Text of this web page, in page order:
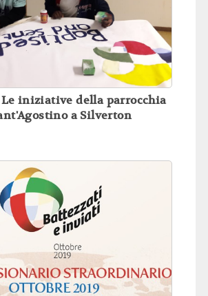
iniziative della parrocchia
a Silverton